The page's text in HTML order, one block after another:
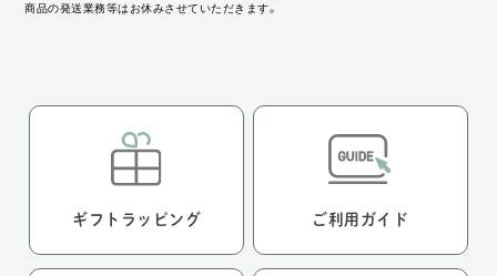
商品の発送業務等はお休みさせていただきます。
ギフトラッピング ご利用ガイド